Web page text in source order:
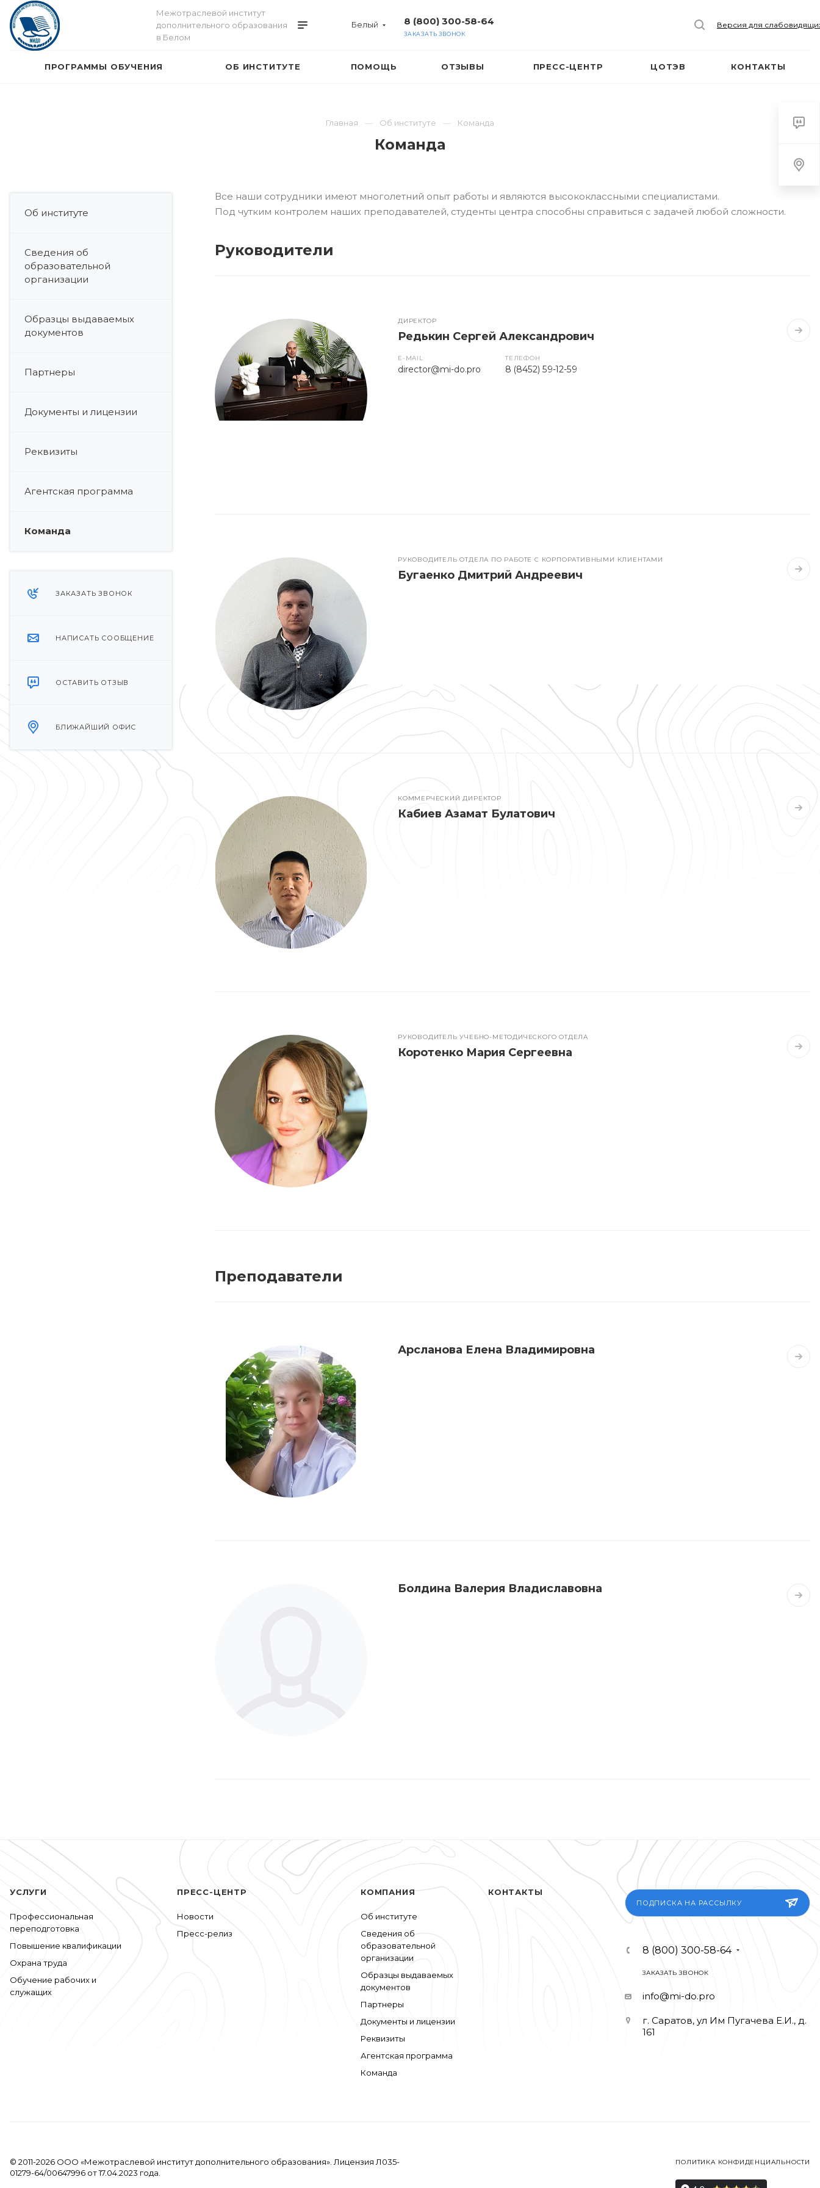
Межотраслевой институт
дополнительного образования
в Белом
Белый 8 (800) 300-58-64
ЗАКАЗАТЬ ЗВОНОК
Версия для
ПРОГРАММЫ ОБУЧЕНИЯ ОБ ИНСТИТУТЕ ПОМОЩЬ ОТЗЫВЫ ПРЕСС-ЦЕНТР ЦОТЭВ КОНТАКТЫ
Главная Об институте Команда
Команда
Об институте
Сведения об
образовательной
организации
Образцы выдаваемых
документов
Партнеры
Документы и лицензии
Реквизиты
Агентская программа
Команда
ЗАКАЗАТЬ ЗВОНОК
НАПИСАТЬ СООБЩЕНИЕ
ОСТАВИТЬ ОТЗЫВ
БЛИЖАЙШИЙ ОФИС
Все наши сотрудники имеют многолетний опыт работы и являются высококлассными специалистами.
Под чутким контролем наших преподавателей, студенты центра способны справиться с задачей любой сложности.
Руководители
ДИРЕКТОР
Редькин Сергей Александрович
E-MAIL
director@mi-do.pro
ТЕЛЕФОН
8 (8452) 59-12-59
РУКОВОДИТЕЛЬ ОТДЕЛА ПО РАБОТЕ С КОРПОРАТИВНЫМИ КЛИЕНТАМИ
Бугаенко Дмитрий Андреевич
КОММЕРЧЕСКИЙ ДИРЕКТОР
Кабиев Азамат Булатович
РУКОВОДИТЕЛЬ УЧЕБНО-МЕТОДИЧЕСКОГО ОТДЕЛА
Коротенко Мария Сергеевна
Преподаватели
Арсланова Елена Владимировна
Болдина Валерия Владиславовна
УСЛУГИ
Профессиональная
переподготовка
Повышение квалификации
Охрана труда
Обучение рабочих и
служащих
ПРЕСС-ЦЕНТР
Новости
Пресс-релиз
КОМПАНИЯ
Об институте
Сведения об
образовательной
организации
Образцы выдаваемых
документов
Партнеры
Документы и лицензии
Реквизиты
Агентская программа
Команда
КОНТАКТЫ
ПОДПИСКА НА РАССЫЛКУ
8 (800) 300-58-64
ЗАКАЗАТЬ ЗВОНОК
info@mi-do.pro
г. Саратов, ул Им Пугачева Е.И., д.
161
ПОЛИТИКА КОНФИДЕНЦИАЛЬНОСТИ
© 2011-2026 ООО «Межотраслевой институт дополнительного образования». Лицензия Л035-
01279-64/00647996 от 17.04.2023 года.